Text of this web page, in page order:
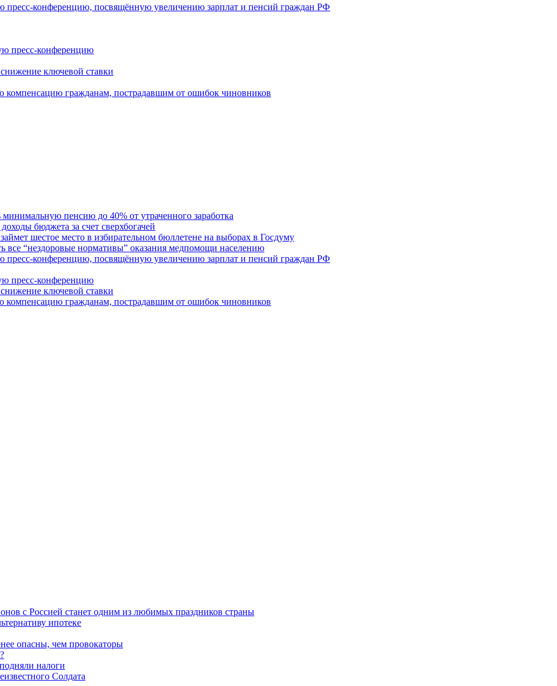
конференцию, посвящённую увеличению зарплат и пенсий граждан РФ
пресс-конференцию
ключевой ставки
гражданам, пострадавшим от ошибок чиновников
пенсию до 40% от утраченного заработка
бюджета за счет сверхбогачей
шестое место в избирательном бюллетене на выборах в Госдуму
“нездоровые нормативы” оказания медпомощи населению
конференцию, посвящённую увеличению зарплат и пенсий граждан РФ
пресс-конференцию
ключевой ставки
гражданам, пострадавшим от ошибок чиновников
с Россией станет одним из любимых праздников страны
ипотеке
опасны, чем провокаторы
налоги
Солдата